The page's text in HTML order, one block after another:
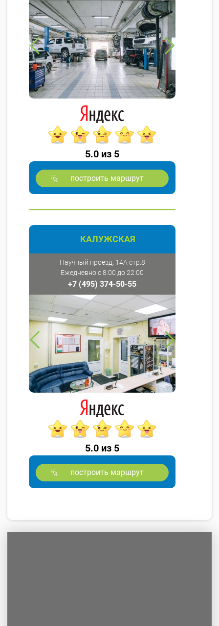
5.0 из 5
построить маршрут
КАЛУЖСКАЯ
Научный проезд, 14А стр.8
Ежедневно с 8:00 до 22:00
+7 (495) 374-50-55
5.0 из 5
построить маршрут